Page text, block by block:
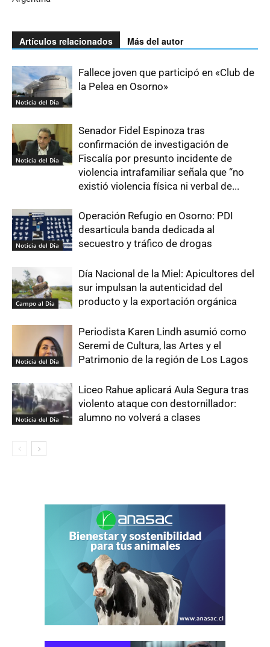
Artículos relacionados Más del autor
Noticia del Día
Fallece joven que participó en «Club de
la Pelea en Osorno»
Noticia del Día
Senador Fidel Espinoza tras
confirmación de investigación de
Fiscalía por presunto incidente de
violencia intrafamiliar señala que “no
existió violencia física ni verbal de...
Noticia del Día
Operación Refugio en Osorno: PDI
desarticula banda dedicada al
secuestro y tráfico de drogas
Campo al Día
Día Nacional de la Miel: Apicultores del
sur impulsan la autenticidad del
producto y la exportación orgánica
Noticia del Día
Periodista Karen Lindh asumió como
Seremi de Cultura, las Artes y el
Patrimonio de la región de Los Lagos
Noticia del Día
Liceo Rahue aplicará Aula Segura tras
violento ataque con destornillador:
alumno no volverá a clases